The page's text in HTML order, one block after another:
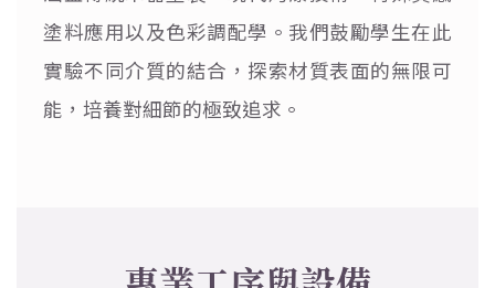
塗料應用以及色彩調配學。我們鼓勵學生在此
實驗不同介質的結合，探索材質表面的無限可
能，培養對細節的極致追求。